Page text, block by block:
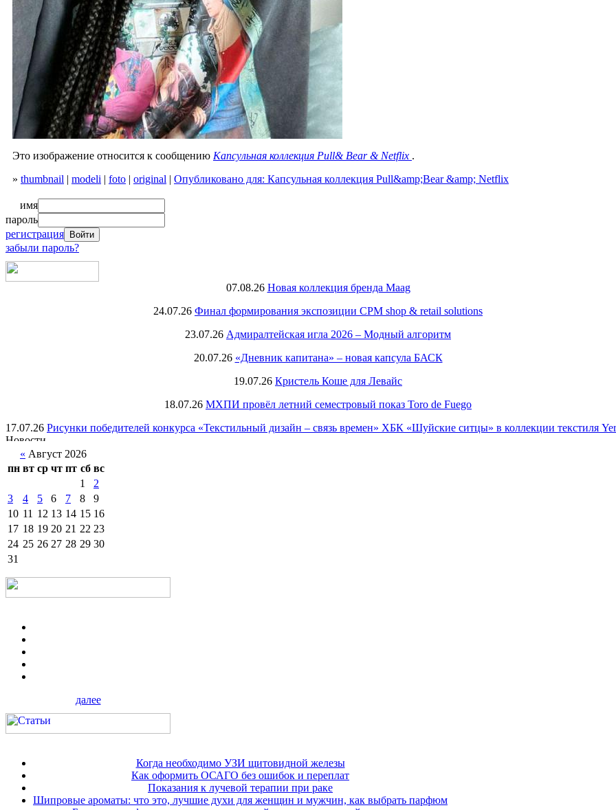
Это изображение относится к сообщению Капсульная коллекция Pull& Bear & Netflix .
» thumbnail | modeli | foto | original | Опубликовано для: Капсульная коллекция Pull&amp;Bear &amp; Netflix
имя
пароль
регистрация
забыли пароль?
07.08.26 Новая коллекция бренда Maag
24.07.26 Финал формирования экспозиции CPM shop & retail solutions
23.07.26 Адмиралтейская игла 2026 – Модный алгоритм
20.07.26 «Дневник капитана» – новая капсула БАСК
19.07.26 Кристель Коше для Левайс
18.07.26 МХПИ провёл летний семестровый показ Toro de Fuego
17.07.26 Рисунки победителей конкурса «Текстильный дизайн – связь времен» ХБК «Шуйские ситцы» в коллекции текстиля
« Август 2026
пн вт ср чт пт сб вс
1
2
3
4 5 6 7 8
9
10 11 12 13 14 15 16
17 18 19 20 21 22 23
24 25 26 27 28 29 30
31
далее
Когда необходимо УЗИ щитовидной железы
Как оформить ОСАГО без ошибок и переплат
Показания к лучевой терапии при раке
Шипровые ароматы: что это, лучшие духи для женщин и мужчин, как выбрать парфюм